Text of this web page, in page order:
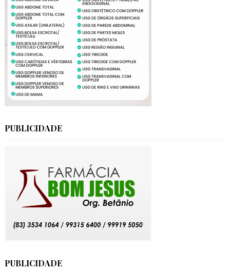
PUBLICIDADE
PUBLICIDADE